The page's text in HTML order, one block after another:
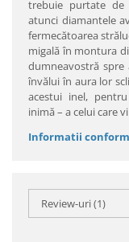
trebuie purtate de
atunci diamantele
fermecătoarea
migală în montura
dumneavostră
învălui în aura lor
acestui inel,
inimă – a celui care
Informatii
Review-uri(1)